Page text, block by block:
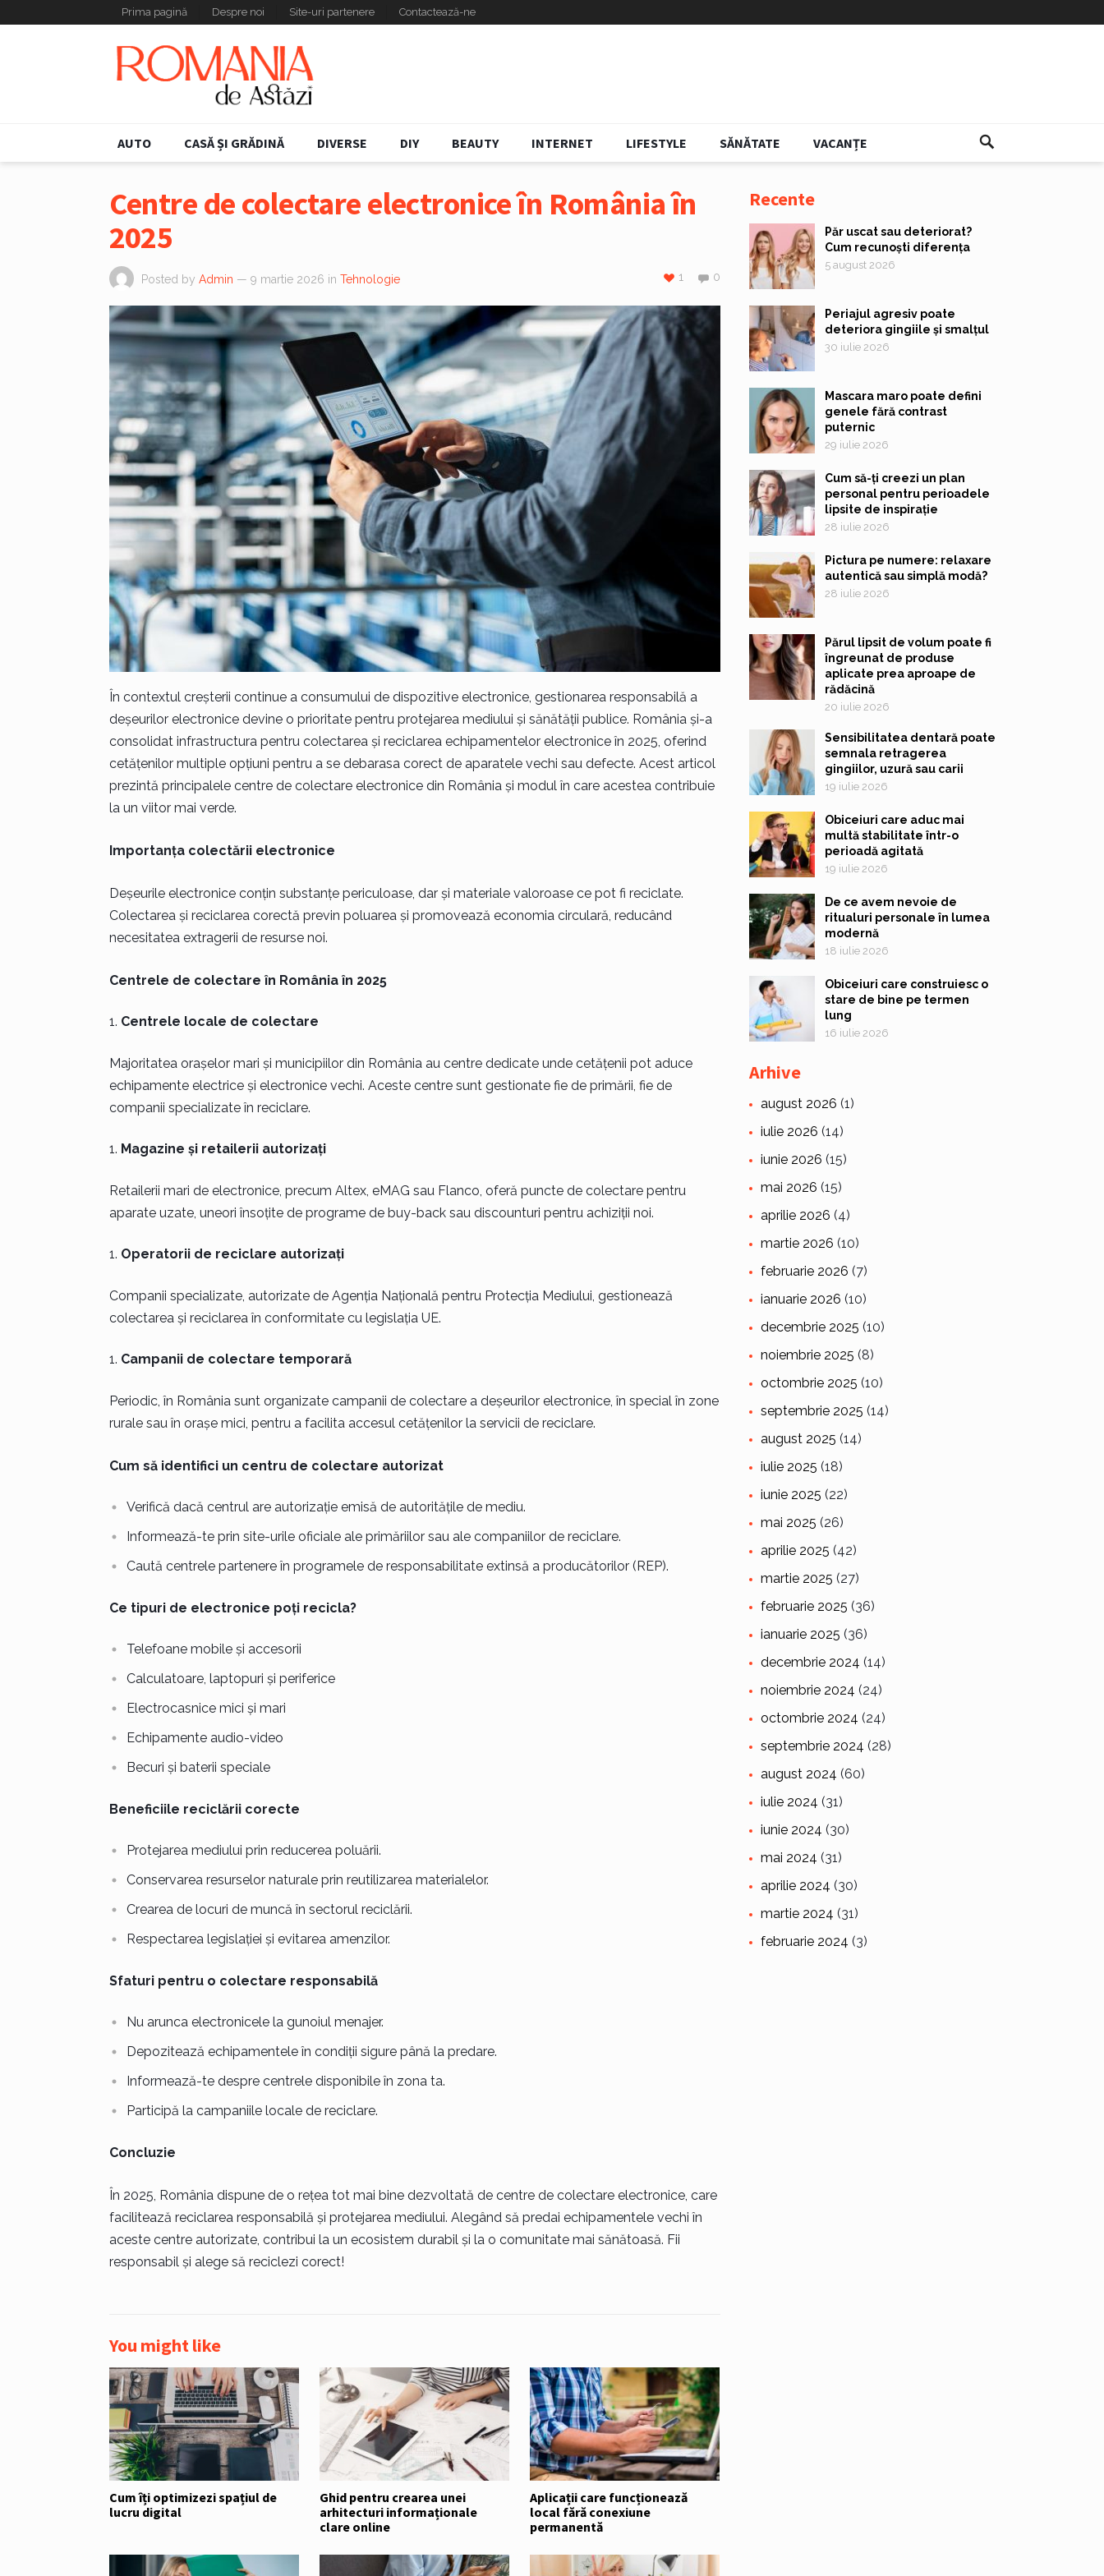
Prima pagină Despre noi Site-uri partenere Contactează-ne
AUTO CASĂ ȘI GRĂDINĂ DIVERSE DIY BEAUTY INTERNET LIFESTYLE SĂNĂTATE VACANȚE
Centre de colectare electronice în România în
2025
Posted by Admin — 9 martie 2026 in Tehnologie 0
1
În contextul creșterii continue a consumului de dispozitive electronice, gestionarea responsabilă a
deșeurilor electronice devine o prioritate pentru protejarea mediului și sănătății publice. România și-a
consolidat infrastructura pentru colectarea și reciclarea echipamentelor electronice în 2025, oferind
cetățenilor multiple opțiuni pentru a se debarasa corect de aparatele vechi sau defecte. Acest articol
prezintă principalele centre de colectare electronice din România și modul în care acestea contribuie
la un viitor mai verde.
Importanța colectării electronice
Deșeurile electronice conțin substanțe periculoase, dar și materiale valoroase ce pot fi reciclate.
Colectarea și reciclarea corectă previn poluarea și promovează economia circulară, reducând
necesitatea extragerii de resurse noi.
Centrele de colectare în România în 2025
Centrele locale de colectare
Majoritatea orașelor mari și municipiilor din România au centre dedicate unde cetățenii pot aduce
echipamente electrice și electronice vechi. Aceste centre sunt gestionate fie de primării, fie de
companii specializate în reciclare.
Magazine și retailerii autorizați
Retailerii mari de electronice, precum Altex, eMAG sau Flanco, oferă puncte de colectare pentru
aparate uzate, uneori însoțite de programe de buy-back sau discounturi pentru achiziții noi.
Operatorii de reciclare autorizați
Companii specializate, autorizate de Agenția Națională pentru Protecția Mediului, gestionează
colectarea și reciclarea în conformitate cu legislația UE.
Campanii de colectare temporară
Periodic, în România sunt organizate campanii de colectare a deșeurilor electronice, în special în zone
rurale sau în orașe mici, pentru a facilita accesul cetățenilor la servicii de reciclare.
Cum să identifici un centru de colectare autorizat
Verifică dacă centrul are autorizație emisă de autoritățile de mediu.
Informează-te prin site-urile oficiale ale primăriilor sau ale companiilor de reciclare.
Caută centrele partenere în programele de responsabilitate extinsă a producătorilor (REP).
Ce tipuri de electronice poți recicla?
Telefoane mobile și accesorii
Calculatoare, laptopuri și periferice
Electrocasnice mici și mari
Echipamente audio-video
Becuri și baterii speciale
Beneficiile reciclării corecte
Protejarea mediului prin reducerea poluării.
Conservarea resurselor naturale prin reutilizarea materialelor.
Crearea de locuri de muncă în sectorul reciclării.
Respectarea legislației și evitarea amenzilor.
Sfaturi pentru o colectare responsabilă
Nu arunca electronicele la gunoiul menajer.
Depozitează echipamentele în condiții sigure până la predare.
Informează-te despre centrele disponibile în zona ta.
Participă la campaniile locale de reciclare.
Concluzie
În 2025, România dispune de o rețea tot mai bine dezvoltată de centre de colectare electronice, care
facilitează reciclarea responsabilă și protejarea mediului. Alegând să predai echipamentele vechi în
aceste centre autorizate, contribui la un ecosistem durabil și la o comunitate mai sănătoasă. Fii
responsabil și alege să reciclezi corect!
You might like
Cum îți optimizezi spațiul de
lucru digital
Ghid pentru crearea unei
arhitecturi informaționale
clare online
Aplicații care funcționează
local fără conexiune
permanentă
Recente
Păr uscat sau deteriorat?
Cum recunoști diferența
5 august 2026
Periajul agresiv poate
deteriora gingiile și smalțul
30 iulie 2026
Mascara maro poate defini
genele fără contrast
puternic
29 iulie 2026
Cum să-ți creezi un plan
personal pentru perioadele
lipsite de inspirație
28 iulie 2026
Pictura pe numere: relaxare
autentică sau simplă modă?
28 iulie 2026
Părul lipsit de volum poate fi
îngreunat de produse
aplicate prea aproape de
rădăcină
20 iulie 2026
Sensibilitatea dentară poate
semnala retragerea
gingiilor, uzură sau carii
19 iulie 2026
Obiceiuri care aduc mai
multă stabilitate într-o
perioadă agitată
19 iulie 2026
De ce avem nevoie de
ritualuri personale în lumea
modernă
18 iulie 2026
Obiceiuri care construiesc o
stare de bine pe termen
lung
16 iulie 2026
Arhive
august 2026 (1)
iulie 2026 (14)
iunie 2026 (15)
mai 2026 (15)
aprilie 2026 (4)
martie 2026 (10)
februarie 2026 (7)
ianuarie 2026 (10)
decembrie 2025 (10)
noiembrie 2025 (8)
octombrie 2025 (10)
septembrie 2025 (14)
august 2025 (14)
iulie 2025 (18)
iunie 2025 (22)
mai 2025 (26)
aprilie 2025 (42)
martie 2025 (27)
februarie 2025 (36)
ianuarie 2025 (36)
decembrie 2024 (14)
noiembrie 2024 (24)
octombrie 2024 (24)
septembrie 2024 (28)
august 2024 (60)
iulie 2024 (31)
iunie 2024 (30)
mai 2024 (31)
aprilie 2024 (30)
martie 2024 (31)
februarie 2024 (3)